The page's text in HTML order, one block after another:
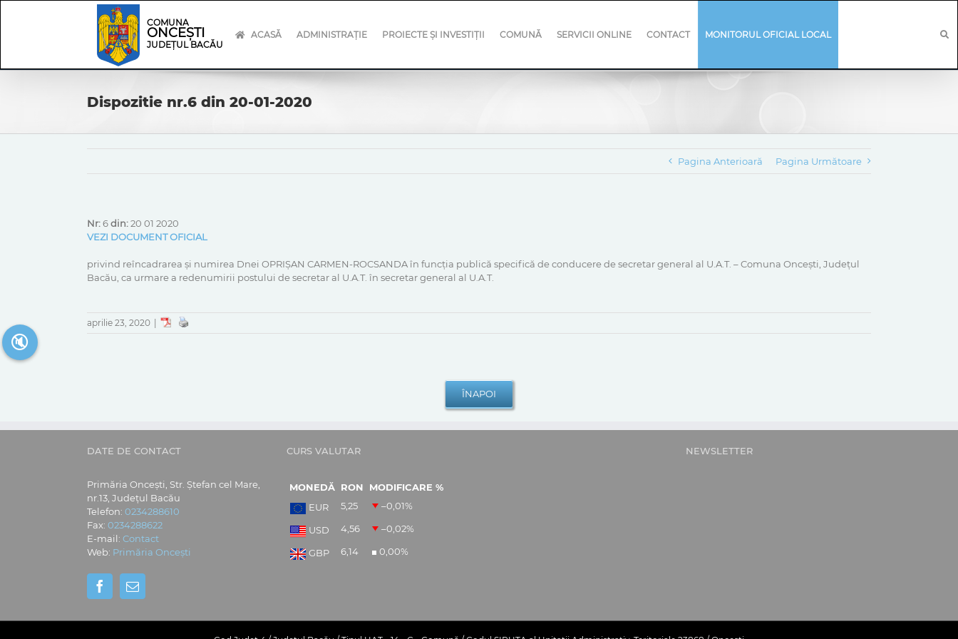
COMUNA
ONCEȘTI
JUDEȚUL BACĂU
ACASĂ ADMINISTRAȚIE PROIECTE ȘI INVESTIȚII COMUNĂ SERVICII ONLINE CONTACT MONITORUL OFICIAL LOCAL
Dispozitie nr.6 din 20-01-2020
Pagina Anterioară Pagina Următoare
Nr:6din:20 01 2020
VEZI DOCUMENT OFICIAL
privind reîncadrarea și numirea Dnei OPRIȘAN CARMEN-ROCSANDA în funcţia publică specifică de conducere de secretar general al U.A.T. – Comuna Oncești, Județul
Bacău, ca urmare a redenumirii postului de secretar al U.A.T. în secretar general al U.A.T.
aprilie 23, 2020
DATE DE CONTACT
Primăria Oncești, Str. Ștefan cel Mare,
nr.13, Județul Bacău
Telefon: 0234288610
Fax: 0234288622
E-mail: Contact
Web: Primăria Oncești
CURS VALUTAR
MONEDĂ RON
MODIFICARE %
EUR
5,25 –0,01%
USD 4,56 –0,02%
GBP 6,14 0,00%
NEWSLETTER
🔇